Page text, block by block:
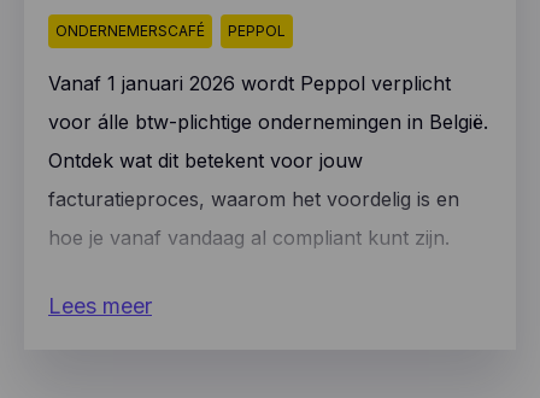
ONDERNEMERSCAFÉ PEPPOL
Vanaf 1 januari 2026 wordt Peppol verplicht
voor álle btw-plichtige ondernemingen in België.
Ontdek wat dit betekent voor jouw
facturatieproces, waarom het voordelig is en
hoe je vanaf vandaag al compliant kunt zijn.
Lees meer